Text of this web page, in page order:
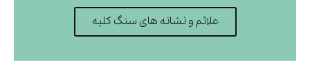
علائم و نشانه های سنگ کلیه